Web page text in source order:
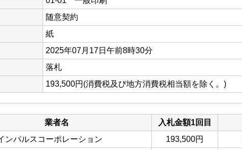
随意契約
紙
2025年07月17日午前8時30分
落札
193,500円(消費税及び地方消費税相当額を除く。)
業者名 入札金額1回目
ンパルスコーポレーション 193,500円